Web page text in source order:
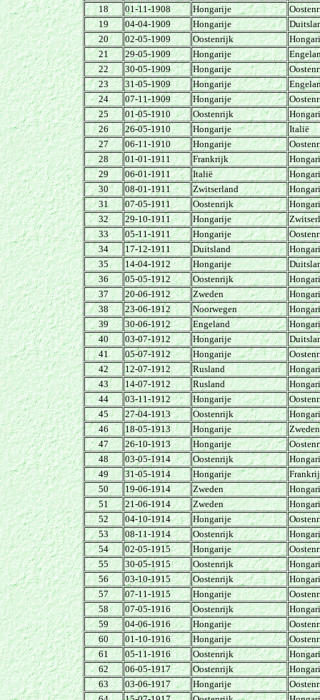
18
01-11-1908 Hongarije
19
04-04-1909 Hongarije
20
02-05-1909 Oostenrijk
21
29-05-1909 Hongarije
22
30-05-1909 Hongarije
23
31-05-1909 Hongarije
24
07-11-1909 Hongarije
25
01-05-1910 Oostenrijk
26
26-05-1910 Hongarije
Italië
27
06-11-1910 Hongarije
28
01-01-1911 Frankrijk
29
06-01-1911 Italië
30
08-01-1911 Zwitserland
31
07-05-1911 Oostenrijk
32
29-10-1911 Hongarije
33
05-11-1911 Hongarije
34
17-12-1911 Duitsland
35
14-04-1912 Hongarije
36
05-05-1912 Oostenrijk
37
20-06-1912 Zweden
38
23-06-1912 Noorwegen
39
30-06-1912 Engeland
40
03-07-1912 Hongarije
41
05-07-1912 Hongarije
42
12-07-1912 Rusland
43
14-07-1912 Rusland
44
03-11-1912 Hongarije
45
27-04-1913 Oostenrijk
46
18-05-1913 Hongarije
Zweden
47
26-10-1913 Hongarije
48
03-05-1914 Oostenrijk
49
31-05-1914 Hongarije
50
19-06-1914 Zweden
51
21-06-1914 Zweden
52
04-10-1914 Hongarije
53
08-11-1914 Oostenrijk
54
02-05-1915 Hongarije
55
30-05-1915 Oostenrijk
56
03-10-1915 Oostenrijk
57
07-11-1915 Hongarije
58
07-05-1916 Oostenrijk
59
04-06-1916 Hongarije
60
01-10-1916 Hongarije
61
05-11-1916 Oostenrijk
62
06-05-1917 Oostenrijk
63
03-06-1917 Hongarije